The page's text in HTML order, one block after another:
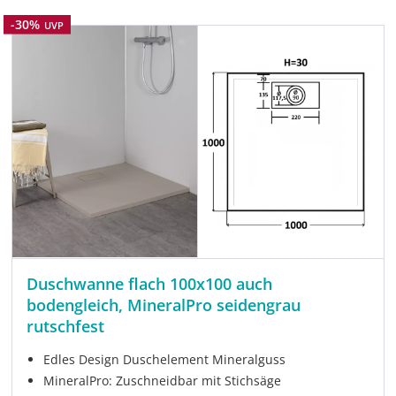
Rabatt
-30% UVP
Duschwanne flach 100x100 auch
bodengleich, MineralPro seidengrau
rutschfest
Edles Design Duschelement Mineralguss
MineralPro: Zuschneidbar mit Stichsäge